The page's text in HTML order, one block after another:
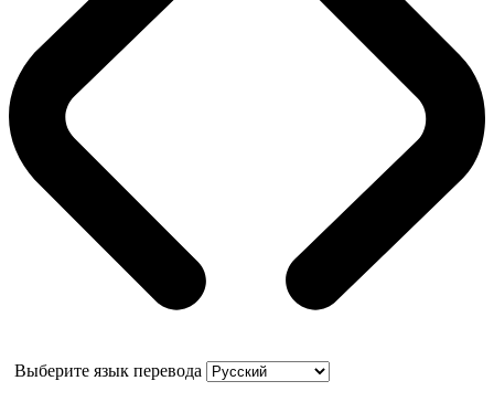
Выберите язык перевода